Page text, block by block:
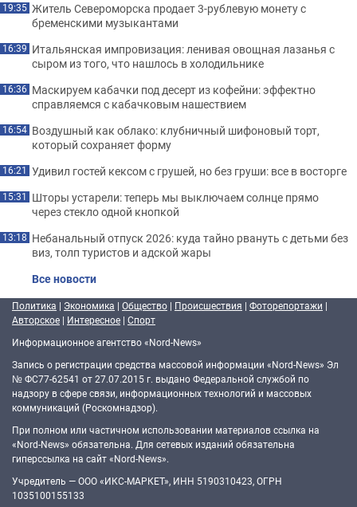
19:35 Житель Североморска продает 3-рублевую монету с
бременскими музыкантами
16:39 Итальянская импровизация: ленивая овощная лазанья с
сыром из того, что нашлось в холодильнике
16:36 Маскируем кабачки под десерт из кофейни: эффектно
справляемся с кабачковым нашествием
16:54 Воздушный как облако: клубничный шифоновый торт,
который сохраняет форму
16:21 Удивил гостей кексом с грушей, но без груши: все в восторге
15:31 Шторы устарели: теперь мы выключаем солнце прямо
через стекло одной кнопкой
13:18 Небанальный отпуск 2026: куда тайно рвануть с детьми без
виз, толп туристов и адской жары
Все новости
Политика | Экономика | Общество | Происшествия | Фоторепортажи |
Авторское | Интересное | Спорт
Информационное агентство «Nord-News»
Запись о регистрации средства массовой информации «Nord-News» Эл
№ ФС77-62541 от 27.07.2015 г. выдано Федеральной службой по
надзору в сфере связи, информационных технологий и массовых
коммуникаций (Роскомнадзор).
При полном или частичном использовании материалов ссылка на
«Nord-News» обязательна. Для сетевых изданий обязательна
гиперссылка на сайт «Nord-News».
Учредитель — ООО «ИКС-МАРКЕТ», ИНН 5190310423, ОГРН
1035100155133